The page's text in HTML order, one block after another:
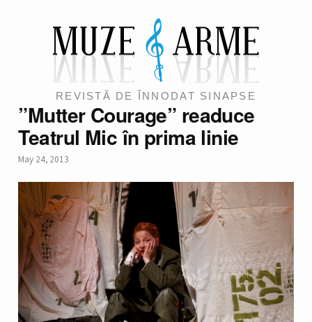
REVISTĂ DE ÎNNODAT SINAPSE
”Mutter Courage” readuce
Teatrul Mic în prima linie
May 24, 2013